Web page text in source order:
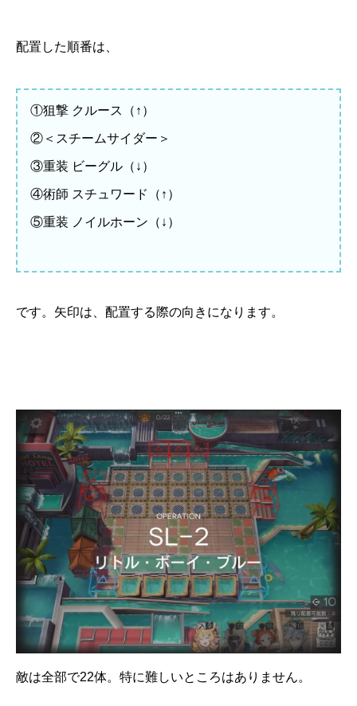
配置した順番は、
①狙撃 クルース（↑）
②＜スチームサイダー＞
③重装 ビーグル（↓）
④術師 スチュワード（↑）
⑤重装 ノイルホーン（↓）
です。矢印は、配置する際の向きになります。
敵は全部で22体。特に難しいところはありません。